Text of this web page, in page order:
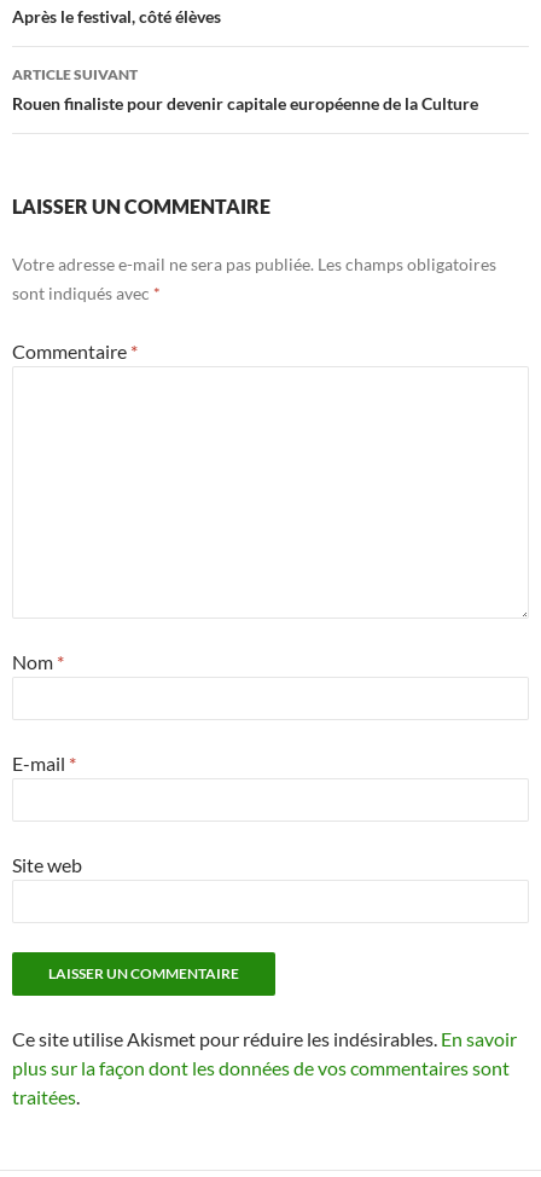
des
articles
Après le festival, côté élèves
ARTICLE SUIVANT
Rouen finaliste pour devenir capitale européenne de la Culture
LAISSER UN COMMENTAIRE
Votre adresse e-mail ne sera pas publiée. Les champs obligatoires
sont indiqués avec *
Commentaire *
Nom *
E-mail *
Site web
Ce site utilise Akismet pour réduire les indésirables. En savoir
plus sur la façon dont les données de vos commentaires sont
traitées.